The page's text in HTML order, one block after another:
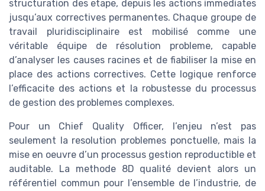
structuration des etape, depuis les actions immediates
jusqu’aux correctives permanentes. Chaque groupe de
travail pluridisciplinaire est mobilisé comme une
véritable équipe de résolution probleme, capable
d’analyser les causes racines et de fiabiliser la mise en
place des actions correctives. Cette logique renforce
l’efficacite des actions et la robustesse du processus
de gestion des problemes complexes.
Pour un Chief Quality Officer, l’enjeu n’est pas
seulement la resolution problemes ponctuelle, mais la
mise en oeuvre d’un processus gestion reproductible et
auditable. La methode 8D qualité devient alors un
référentiel commun pour l’ensemble de l’industrie, de